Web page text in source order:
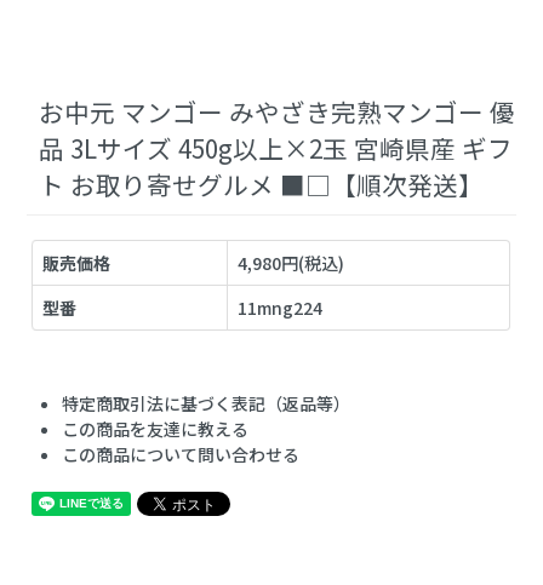
お中元 マンゴー みやざき完熟マンゴー 優
品 3Lサイズ 450g以上×2玉 宮崎県産 ギフ
ト お取り寄せグルメ ■□【順次発送】
販売価格
4,980円(税込)
型番
11mng224
特定商取引法に基づく表記（返品等）
この商品を友達に教える
この商品について問い合わせる